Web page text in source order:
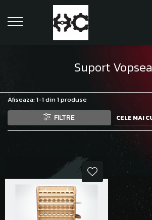
Suport Vopsea
Afiseaza:1-1din1produse
FILTRE